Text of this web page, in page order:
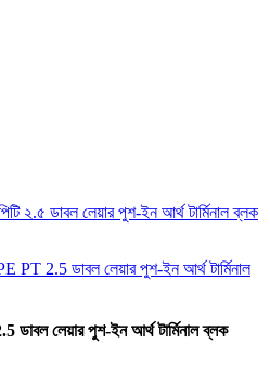
লেয়ার পুশ-ইন আর্থ টার্মিনাল ব্লক